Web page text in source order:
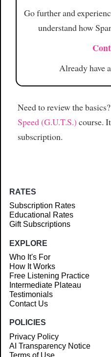
Go further and
understand how
Already have
Need to review the
Speed (G.U.T.S.) course.
subscription.
RATES
Subscription Rates
Educational Rates
Gift Subscriptions
EXPLORE
Who It's For
How It Works
Free Listening Practice
Intermediate Plateau
Testimonials
Contact Us
POLICIES
Privacy Policy
AI Transparency Notice
Terms of Use